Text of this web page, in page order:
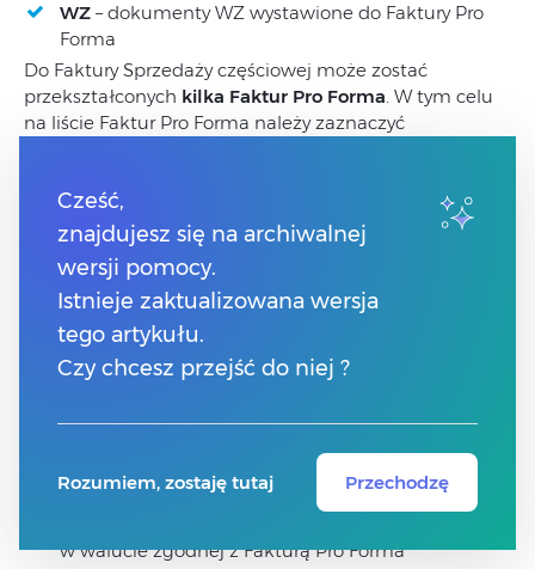
WZ – dokumenty WZ wystawione do Faktury Pro
Forma
Do Faktury Sprzedaży częściowej może zostać
przekształconych kilka Faktur Pro Forma. W tym celu
na liście Faktur Pro Forma należy zaznaczyć
wcisnąć przycisk
Warunki, jakie muszą zostać
spełnione są identyczne, jak w przypadku
przekształcania „zwykłych” Faktur Pro Forma do Faktury
Sprzedaży.
Zasady przekształcania Faktury Pro Forma
z Fakturami Zaliczkowymi do Faktury Sprzedaży
Faktura Pro Forma po przekształceniu do Faktury
Sprzedaży otrzymuje status FA.
w walucie zgodnej z Fakturą Pro Forma
Cześć,
znajdujesz się na archiwalnej
wersji pomocy.
Istnieje zaktualizowana wersja
tego artykułu.
Czy chcesz przejść do niej ?
Rozumiem, zostaję tutaj Przechodzę